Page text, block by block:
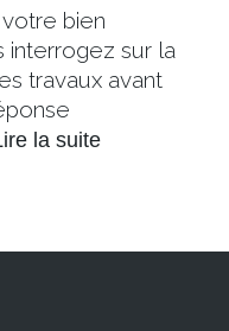
bien
interrogez sur la
travaux avant
la suite